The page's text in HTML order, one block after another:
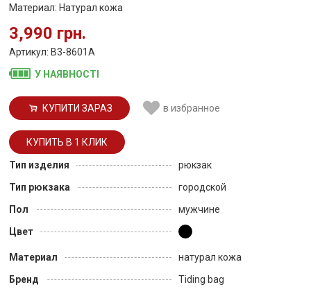
Материал: Натурал кожа
3,990 грн.
Артикул: B3-8601A
У НАЯВНОСТІ
КУПИТИ ЗАРАЗ в избранное
Тип изделия
рюкзак
Тип рюкзака
городской
Пол
мужчине
Цвет
Материал
натурал кожа
Бренд
Tiding bag